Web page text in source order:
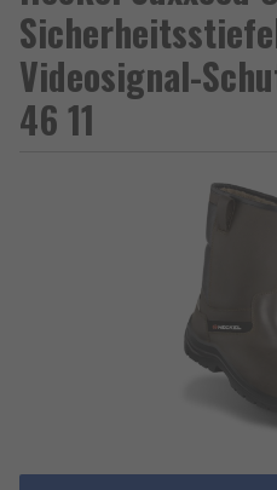
Videosignal-
46 11